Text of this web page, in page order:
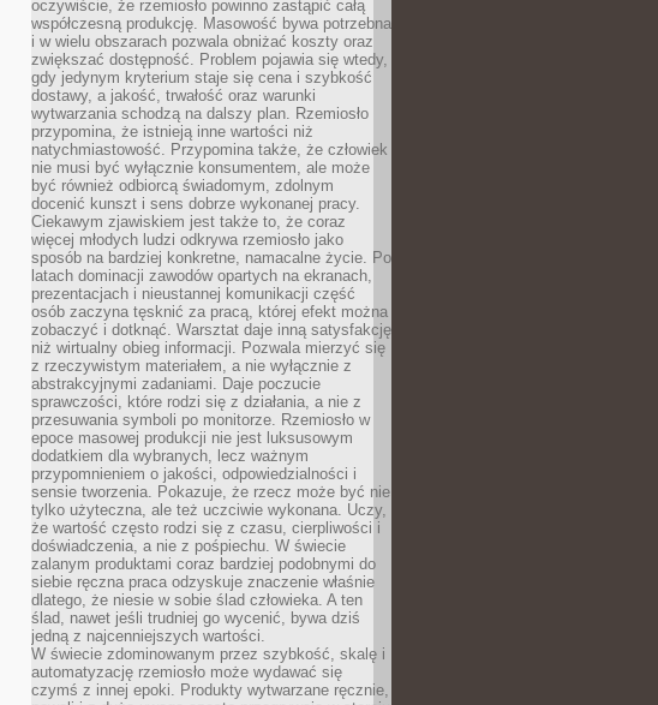
oczywiście, że rzemiosło powinno zastąpić całą
współczesną produkcję. Masowość bywa potrzebna
i w wielu obszarach pozwala obniżać koszty oraz
zwiększać dostępność. Problem pojawia się wtedy,
gdy jedynym kryterium staje się cena i szybkość
dostawy, a jakość, trwałość oraz warunki
wytwarzania schodzą na dalszy plan. Rzemiosło
przypomina, że istnieją inne wartości niż
natychmiastowość. Przypomina także, że człowiek
nie musi być wyłącznie konsumentem, ale może
być również odbiorcą świadomym, zdolnym
docenić kunszt i sens dobrze wykonanej pracy.
Ciekawym zjawiskiem jest także to, że coraz
więcej młodych ludzi odkrywa rzemiosło jako
sposób na bardziej konkretne, namacalne życie. Po
latach dominacji zawodów opartych na ekranach,
prezentacjach i nieustannej komunikacji część
osób zaczyna tęsknić za pracą, której efekt można
zobaczyć i dotknąć. Warsztat daje inną satysfakcję
niż wirtualny obieg informacji. Pozwala mierzyć się
z rzeczywistym materiałem, a nie wyłącznie z
abstrakcyjnymi zadaniami. Daje poczucie
sprawczości, które rodzi się z działania, a nie z
przesuwania symboli po monitorze. Rzemiosło w
epoce masowej produkcji nie jest luksusowym
dodatkiem dla wybranych, lecz ważnym
przypomnieniem o jakości, odpowiedzialności i
sensie tworzenia. Pokazuje, że rzecz może być nie
tylko użyteczna, ale też uczciwie wykonana. Uczy,
że wartość często rodzi się z czasu, cierpliwości i
doświadczenia, a nie z pośpiechu. W świecie
zalanym produktami coraz bardziej podobnymi do
siebie ręczna praca odzyskuje znaczenie właśnie
dlatego, że niesie w sobie ślad człowieka. A ten
ślad, nawet jeśli trudniej go wycenić, bywa dziś
jedną z najcenniejszych wartości.
W świecie zdominowanym przez szybkość, skalę i
automatyzację rzemiosło może wydawać się
czymś z innej epoki. Produkty wytwarzane ręcznie,